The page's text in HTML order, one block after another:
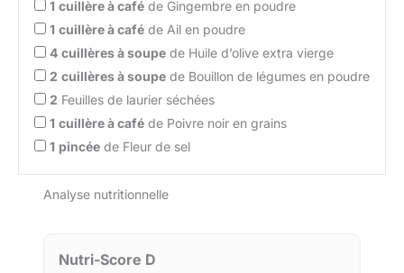
1 cuillère à café de Gingembre en poudre
1 cuillère à café de Ail en poudre
4 cuillères à soupe de Huile d’olive extra vierge
2 cuillères à soupe de Bouillon de légumes en poudre
2 Feuilles de laurier séchées
1 cuillère à café de Poivre noir en grains
1 pincée de Fleur de sel
Analyse nutritionnelle
Nutri-Score D